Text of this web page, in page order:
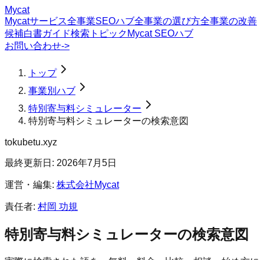
Mycat
Mycatサービス全事業SEOハブ全事業の選び方全事業の改善
候補白書ガイド検索トピック Mycat SEOハブ
お問い合わせ->
トップ
事業別ハブ
特別寄与料シミュレーター
特別寄与料シミュレーターの検索意図
tokubetu.xyz
最終更新日: 2026年7月5日
運営・編集: 株式会社Mycat
責任者: 村岡 功規
特別寄与料シミュレーターの検索意図